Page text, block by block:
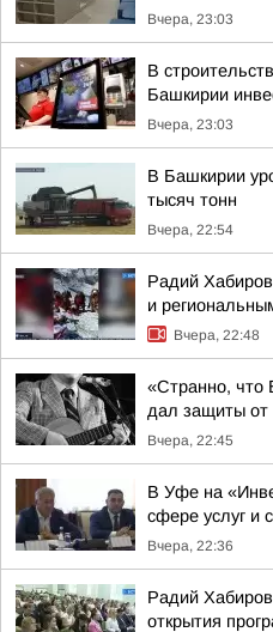
Вчера, 23:03
В
Башкирии
Вчера, 23:03
В Башкирии
тысяч тонн
Вчера, 22:54
Радий
и
Вчера, 22:48
«Странно, что
дал защиты от
Вчера, 22:45
В Уфе на
сфере услуг и
Вчера, 22:36
Радий
открытия